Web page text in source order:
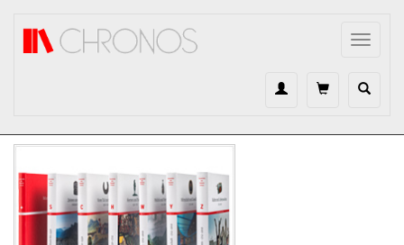
Toggle